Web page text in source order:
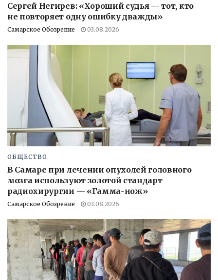
Сергей Негирев: «Хороший судья — тот, кто
не повторяет одну ошибку дважды»
Самарское Обозрение 03.08.2026
ОБЩЕСТВО
В Самаре при лечении опухолей головного
мозга используют золотой стандарт
радиохирургии — «Гамма-нож»
Самарское Обозрение 03.08.2026